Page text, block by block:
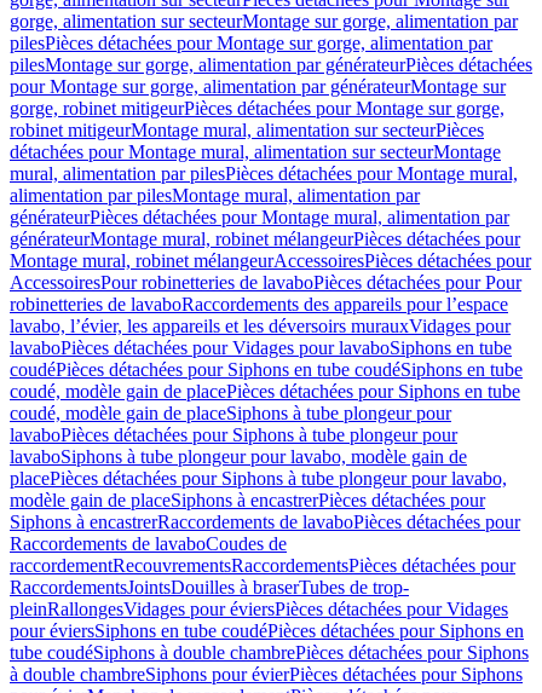
gorge, alimentation sur secteurMontage sur gorge, alimentation par
pilesPièces détachées pour Montage sur gorge, alimentation par
pilesMontage sur gorge, alimentation par générateurPièces détachées
pour Montage sur gorge, alimentation par générateurMontage sur
gorge, robinet mitigeurPièces détachées pour Montage sur gorge,
robinet mitigeurMontage mural, alimentation sur secteurPièces
détachées pour Montage mural, alimentation sur secteurMontage
mural, alimentation par pilesPièces détachées pour Montage mural,
alimentation par pilesMontage mural, alimentation par
générateurPièces détachées pour Montage mural, alimentation par
générateurMontage mural, robinet mélangeurPièces détachées pour
Montage mural, robinet mélangeurAccessoiresPièces détachées pour
AccessoiresPour robinetteries de lavaboPièces détachées pour Pour
robinetteries de lavaboRaccordements des appareils pour l’espace
lavabo, l’évier, les appareils et les déversoirs murauxVidages pour
lavaboPièces détachées pour Vidages pour lavaboSiphons en tube
coudéPièces détachées pour Siphons en tube coudéSiphons en tube
coudé, modèle gain de placePièces détachées pour Siphons en tube
coudé, modèle gain de placeSiphons à tube plongeur pour
lavaboPièces détachées pour Siphons à tube plongeur pour
lavaboSiphons à tube plongeur pour lavabo, modèle gain de
placePièces détachées pour Siphons à tube plongeur pour lavabo,
modèle gain de placeSiphons à encastrerPièces détachées pour
Siphons à encastrerRaccordements de lavaboPièces détachées pour
Raccordements de lavaboCoudes de
raccordementRecouvrementsRaccordementsPièces détachées pour
RaccordementsJointsDouilles à braserTubes de trop-
pleinRallongesVidages pour éviersPièces détachées pour Vidages
pour éviersSiphons en tube coudéPièces détachées pour Siphons en
tube coudéSiphons à double chambrePièces détachées pour Siphons
à double chambreSiphons pour évierPièces détachées pour Siphons